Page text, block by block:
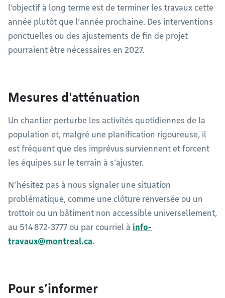
l’objectif à long terme est de terminer les travaux cette
année plutôt que l’année prochaine. Des interventions
ponctuelles ou des ajustements de fin de projet
pourraient être nécessaires en 2027.
Mesures d'atténuation
Un chantier perturbe les activités quotidiennes de la
population et, malgré une planification rigoureuse, il
est fréquent que des imprévus surviennent et forcent
les équipes sur le terrain à s’ajuster.
N’hésitez pas à nous signaler une situation
problématique, comme une clôture renversée ou un
trottoir ou un bâtiment non accessible universellement,
au 514 872-3777 ou par courriel à info-
travaux@montreal.ca.
Pour s’informer